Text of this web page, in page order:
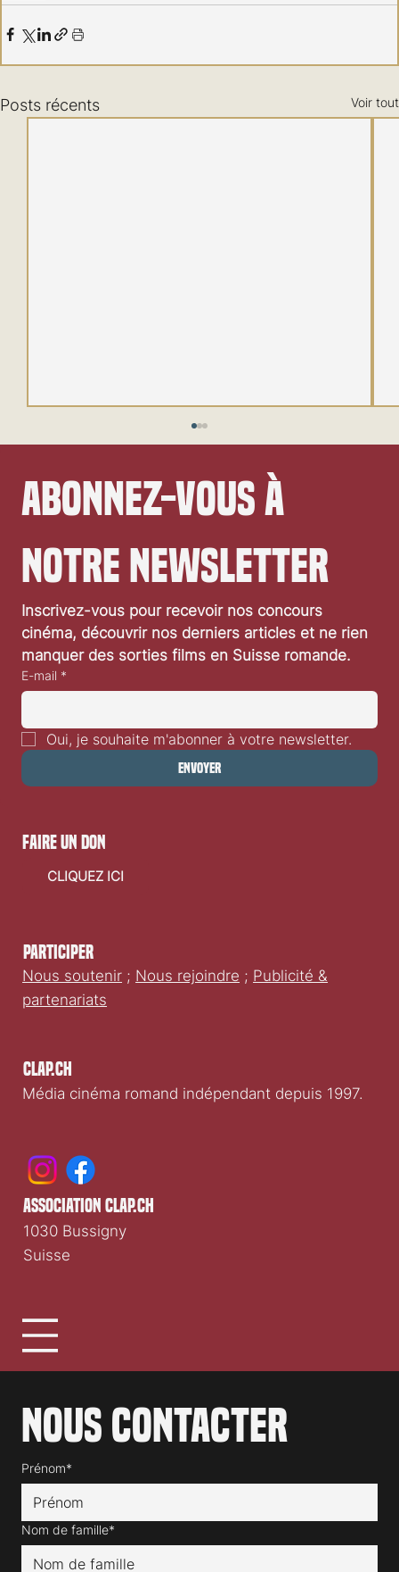
Posts récents Voir tout
Abonnez-vous à
notre newsletter
Inscrivez-vous pour recevoir nos concours
cinéma, découvrir nos derniers articles et ne rien
manquer des sorties films en Suisse romande.
E-mail *
Oui, je souhaite m'abonner à votre newsletter.
Envoyer
Clap.ch
Média cinéma romand indépendant depuis 1997.
Participer
Nous soutenir ; Nous rejoindre ; Publicité &
partenariats
Nous contacter
Prénom*
Nom de famille*
faire un don
CLIQUEZ ICI
association clap.ch
1030 Bussigny
Suisse